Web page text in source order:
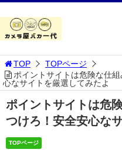
TOP
TOPページ
ポイントサイトは危険な仕
心なサイトを厳選してみたよ
ポイントサイトは危
つけろ！安全安心な
TOPページ